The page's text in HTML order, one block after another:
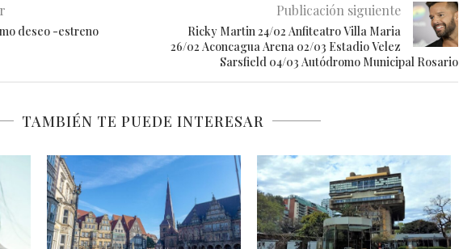
deseo -estreno
Publicación siguiente
Ricky Martin 24/02 Anfiteatro Villa Maria
26/02 Aconcagua Arena 02/03 Estadio Velez
Sarsfield 04/03 Autódromo Municipal Rosario
TAMBIÉN TE PUEDE INTERESAR